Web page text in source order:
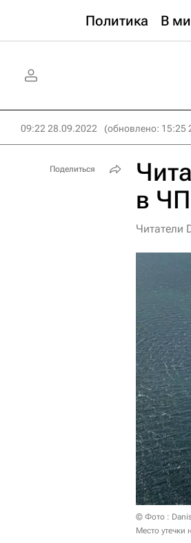
Политика В
09:22 28.09.2022 (обновлено: 15:25
в
Читатели
© Фото :
Место
Поделиться